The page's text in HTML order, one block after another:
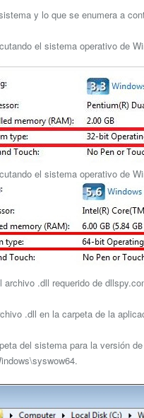
y lo que se enumera a
el sistema operativo de
el sistema operativo de
archivo .dll requerido de
.dll en la carpeta de la
del sistema para la versión